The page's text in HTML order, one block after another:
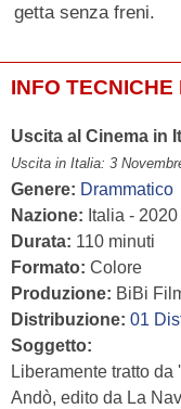
getta senza freni.
INFO
Uscita al Cinema in
Uscita in Italia: 3
Genere: Drammatico
Nazione: Italia - 2020
Durata: 110 minuti
Formato: Colore
Produzione: BiBi
Distribuzione: 01
Soggetto:
Liberamente tratto
Andò, edito da La